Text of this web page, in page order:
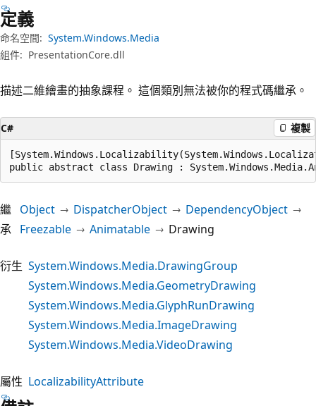
定義
命名空間: System.Windows.Media
組件: PresentationCore.dll
描述二維繪畫的抽象課程。 這個類別無法被你的程式碼繼承。
C# 複製
public abstract class Drawing :
繼
承
Object DispatcherObject
DependencyObject
Freezable
Animatable Drawing
衍生 System.Windows.Media.DrawingGroup
System.Windows.Media.GeometryDrawing
System.Windows.Media.GlyphRunDrawing
System.Windows.Media.ImageDrawing
System.Windows.Media.VideoDrawing
屬性 LocalizabilityAttribute